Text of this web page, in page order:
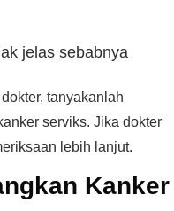
jelas sebabnya
tanyakanlah
serviks. Jika dokter
lebih lanjut.
Kanker